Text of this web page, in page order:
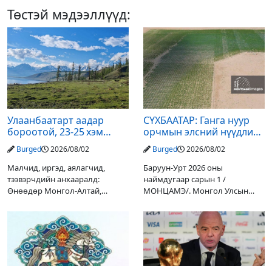
Төстэй мэдээллүүд:
Улаанбаатарт аадар
бороотой, 23-25 хэм
дулаан байна
Burged 2026/08/02
Малчид, иргэд, аялагчид,
тээвэрчдийн анхааралд:
Өнөөдөр Монгол-Алтай,
уулархаг нутгаар бороо, дуу
цахилгаантай аадар бороо
орох тул голуудын усны
түвшин нэмэгдэх, нөөлөг
СҮХБААТАР: Ганга нуур
орчмын элсний нүүдлийг
зогсоох туршилтын ажил
үр дүнгээ өгч эхэлжээ
Burged 2026/08/02
Баруун-Урт 2026 оны
наймдугаар сарын 1 /
МОНЦАМЭ/. Монгол Улсын
Дарьгангын Ганга нуурыг
сэргээн, хамгаалах төслийг
улсын төсвийн хөрөнгө
оруулалтаар хийж буй.
Төслийн